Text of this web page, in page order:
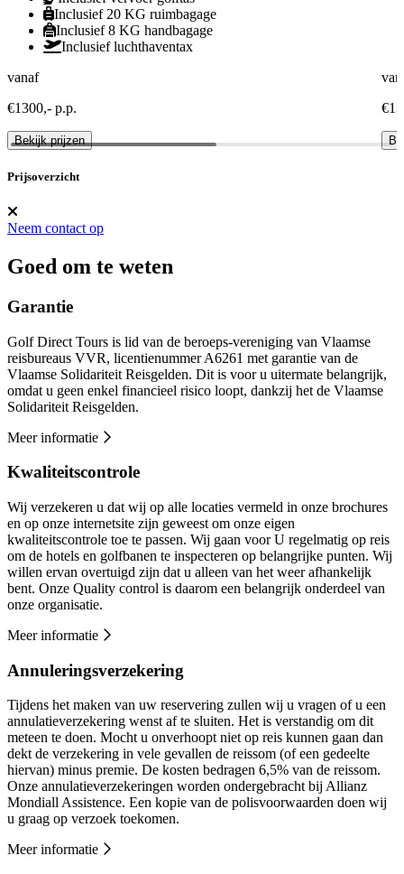
Inclusief 20 KG ruimbagage
Inclusief 8 KG handbagage
Inclusief luchthaventax
vanaf
€1300,- p.p.
Bekijk prijzen
Prijsoverzicht
Neem contact op
Goed om te weten
Garantie
Golf Direct Tours is lid van de beroeps-vereniging van Vlaamse
reisbureaus VVR, licentienummer A6261 met garantie van de
Vlaamse Solidariteit Reisgelden. Dit is voor u uitermate belangrijk,
omdat u geen enkel financieel risico loopt, dankzij het de Vlaamse
Solidariteit Reisgelden.
Meer informatie
Kwaliteitscontrole
Wij verzekeren u dat wij op alle locaties vermeld in onze brochures
en op onze internetsite zijn geweest om onze eigen
kwaliteitscontrole toe te passen. Wij gaan voor U regelmatig op reis
om de hotels en golfbanen te inspecteren op belangrijke punten. Wij
willen ervan overtuigd zijn dat u alleen van het weer afhankelijk
bent. Onze Quality control is daarom een belangrijk onderdeel van
onze organisatie.
Meer informatie
Annuleringsverzekering
Tijdens het maken van uw reservering zullen wij u vragen of u een
annulatieverzekering wenst af te sluiten. Het is verstandig om dit
meteen te doen. Mocht u onverhoopt niet op reis kunnen gaan dan
dekt de verzekering in vele gevallen de reissom (of een gedeelte
hiervan) minus premie. De kosten bedragen 6,5% van de reissom.
Onze annulatieverzekeringen worden ondergebracht bij Allianz
Mondiall Assistence. Een kopie van de polisvoorwaarden doen wij
u graag op verzoek toekomen.
Meer informatie